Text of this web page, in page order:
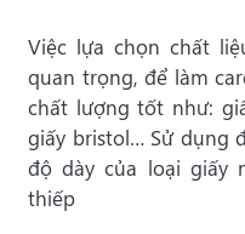
Việc lựa chọn chất
quan trọng, để làm
chất lượng tốt như:
giấy bristol… Sử dụng
độ dày của loại giấy
thiếp